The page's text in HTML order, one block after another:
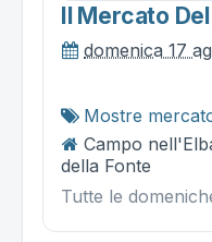
Il Mercato
domenica 17
Mostre
Campo
della Fonte
Tutte le